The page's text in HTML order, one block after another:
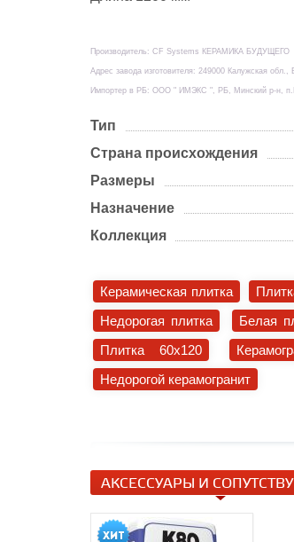
Производитель: CF Systems КЕРАМИКА БУДУЩЕГО
Адрес завода изготовителя: 249000 Калужская
Импортер в РБ: ООО " ИМЭКС ", РБ, Минский р-н,
Тип
Страна происхождения
Размеры
Назначение
Коллекция
Керамическая плитка
Недорогая плитка
Белая
Плитка 60x120
Недорогой керамогранит
АКСЕССУАРЫ И